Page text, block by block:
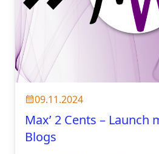
09.11.2024
Max’ 2 Cents – Launch
Blogs